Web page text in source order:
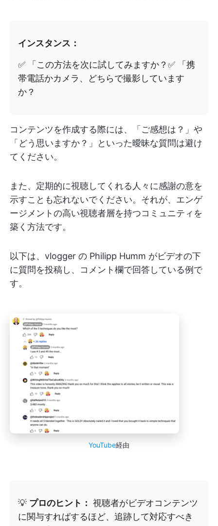
インスタンス：
✅ 「この方法を次に試してみますか？✅ 「携
帯電話かカメラ、どちらで撮影しています
か？
コンテンツを作成する際には、「ご感想は？」や
「どう思いますか？」といった曖昧な質問は避け
てください。
また、定期的に視聴してくれる人々に感謝の意を
示すことも忘れないでください。それが、エンゲ
ージメントの高い視聴者層を持つコミュニティを
築く方法です。
以下は、vlogger の Philipp Humm がビデオの下
に質問を投稿し、コメント欄で回答している例で
す。
YouTube経由
💡 プロのヒント： 視聴者がビデオコンテンツ
に関与すればするほど、追跡して対応すべき